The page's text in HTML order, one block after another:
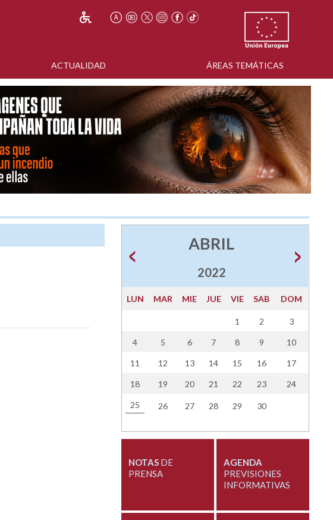
ACTUALIDAD ÁREAS TEMÁTICAS
ABRIL
2022
LUN MAR MIE JUE VIE SAB DOM
1 2 3
4 5 6 7 8 9 10
11 12 13 14 15 16 17
18 19 20 21 22 23 24
25 26 27 28 29 30
NOTASDE
PRENSA
AGENDA
PREVISIONES
INFORMATIVAS